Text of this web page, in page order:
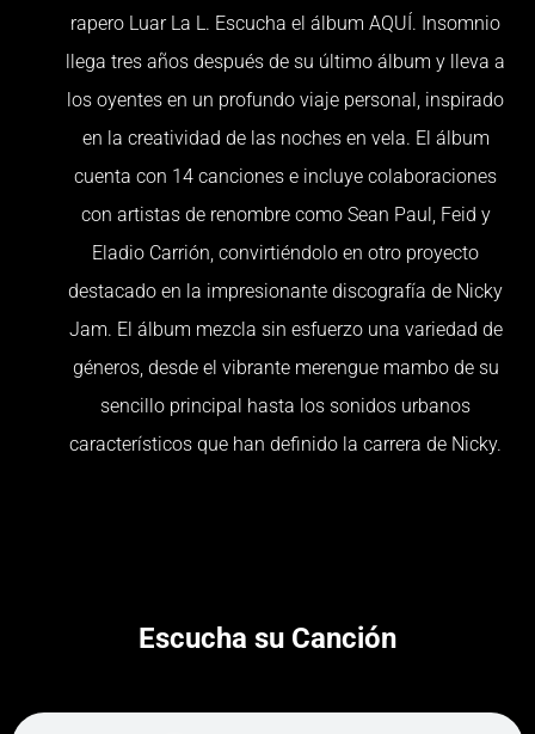
rapero Luar La L. Escucha el álbum AQUÍ. Insomnio
llega tres años después de su último álbum y lleva a
los oyentes en un profundo viaje personal, inspirado
en la creatividad de las noches en vela. El álbum
cuenta con 14 canciones e incluye colaboraciones
con artistas de renombre como Sean Paul, Feid y
Eladio Carrión, convirtiéndolo en otro proyecto
destacado en la impresionante discografía de Nicky
Jam. El álbum mezcla sin esfuerzo una variedad de
géneros, desde el vibrante merengue mambo de su
sencillo principal hasta los sonidos urbanos
característicos que han definido la carrera de Nicky.
Escucha su Canción